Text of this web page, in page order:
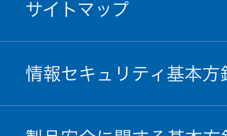
サイトマップ
情報セキュリティ基本方